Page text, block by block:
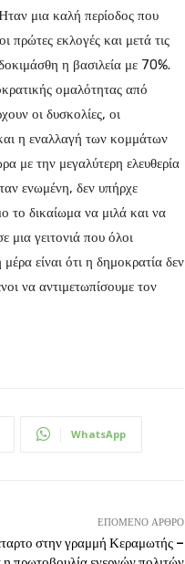
μια καλή περίοδος που
πρώτες εκλογές και μετά τις
η βασιλεία με 70%.
ομαλότητας από
οι δυσκολίες, οι
η εναλλαγή των κομμάτων
με την μεγαλύτερη ελευθερία
ενωμένη, δεν υπήρχε
το δικαίωμα να μιλά και να
μια γειτονιά που όλοι
είναι ότι η δημοκρατία δεν
να αντιμετωπίσουμε τον
WhatsApp
ΕΠΌΜΕΝΟ ΆΡΘΡΟ
στην γραμμή Κεραμωτής –